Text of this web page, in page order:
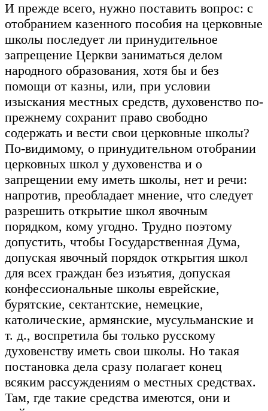
И прежде всего, нужно поставить вопрос: с
отобранием казенного пособия на церковные
школы последует ли принудительное
запрещение Церкви заниматься делом
народного образования, хотя бы и без
помощи от казны, или, при условии
изыскания местных средств, духовенство по-
прежнему сохранит право свободно
содержать и вести свои церковные школы?
По-видимому, о принудительном отобрании
церковных школ у духовенства и о
запрещении ему иметь школы, нет и речи:
напротив, преобладает мнение, что следует
разрешить открытие школ явочным
порядком, кому угодно. Трудно поэтому
допустить, чтобы Государственная Дума,
допуская явочный порядок открытия школ
для всех граждан без изъятия, допуская
конфессиональные школы еврейские,
бурятские, сектантские, немецкие,
католические, армянские, мусульманские и
т. д., воспретила бы только русскому
духовенству иметь свои школы. Но такая
постановка дела сразу полагает конец
всяким рассуждениям о местных средствах.
Там, где такие средства имеются, они и